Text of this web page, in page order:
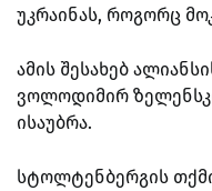
უკრაინას, როგორც
ამის შესახებ
ვოლოდიმირ
ისაუბრა.
სტოლტენბერგის